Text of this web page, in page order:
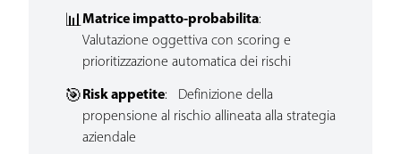
📊Matrice impatto-probabilita:
Valutazione oggettiva con scoring e
prioritizzazione automatica dei rischi
🎯Risk appetite: Definizione della
propensione al rischio allineata alla strategia
aziendale